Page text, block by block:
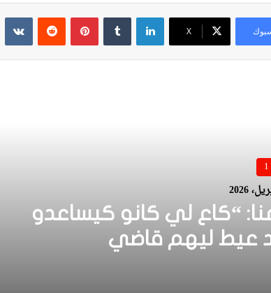
‫X
لينكدإن بينتيريست
“كاع لي كانو كيساعدو
عيط ليهم قاضي